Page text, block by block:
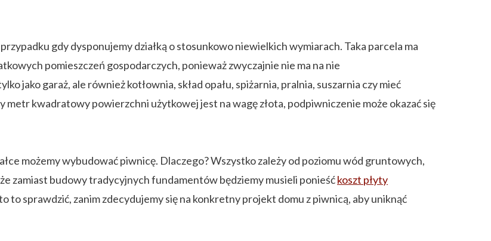
gdy dysponujemy działką o stosunkowo niewielkich wymiarach. Taka parcela ma
pomieszczeń gospodarczych, ponieważ zwyczajnie nie ma na nie
jako garaż, ale również kotłownia, skład opału, spiżarnia, pralnia, suszarnia czy mieć
metr kwadratowy powierzchni użytkowej jest na wagę złota, podpiwniczenie może okazać się
możemy wybudować piwnicę. Dlaczego? Wszystko zależy od poziomu wód gruntowych,
zamiast budowy tradycyjnych fundamentów będziemy musieli ponieśćkoszt płyty
to sprawdzić, zanim zdecydujemy się na konkretny projekt domu z piwnicą, aby uniknąć